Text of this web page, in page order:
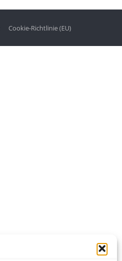
Cookie-Richtlinie (EU)